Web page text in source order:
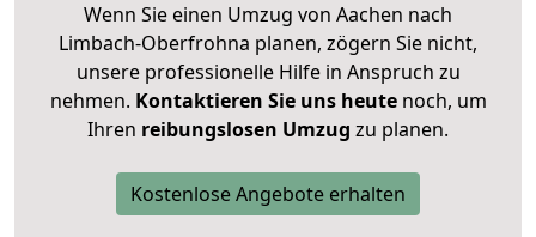
Wenn Sie einen Umzug von Aachen nach
Limbach-Oberfrohna planen, zögern Sie nicht,
unsere professionelle Hilfe in Anspruch zu
nehmen. Kontaktieren Sie uns heutenoch, um
Ihren reibungslosen Umzug zu planen.
Kostenlose Angebote erhalten